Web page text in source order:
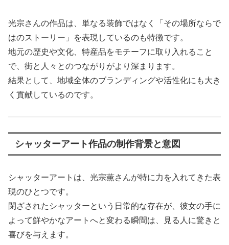
光宗さんの作品は、単なる装飾ではなく「その場所ならで
はのストーリー」を表現しているのも特徴です。
地元の歴史や文化、特産品をモチーフに取り入れること
で、街と人々とのつながりがより深まります。
結果として、地域全体のブランディングや活性化にも大き
く貢献しているのです。
シャッターアート作品の制作背景と意図
シャッターアートは、光宗薫さんが特に力を入れてきた表
現のひとつです。
閉ざされたシャッターという日常的な存在が、彼女の手に
よって鮮やかなアートへと変わる瞬間は、見る人に驚きと
喜びを与えます。